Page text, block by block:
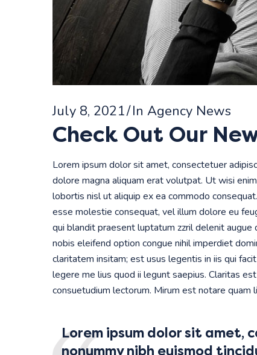
July 8, 2021/In Agency News
Check Out Our
Lorem ipsum dolor sit amet, consectetuer
dolore magna aliquam erat volutpat. Ut wisi
lobortis nisl ut aliquip ex ea commodo
esse molestie consequat, vel illum dolore eu
qui blandit praesent luptatum zzril delenit
nobis eleifend option congue nihil imperdiet
claritatem insitam; est usus legentis in iis qui
legere me lius quod ii legunt saepius. Claritas
consuetudium lectorum. Mirum est notare quam
Lorem ipsum dolor sit amet,
nonummy nibh euismod